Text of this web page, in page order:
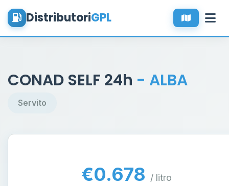
DistributoriGPL
CONAD SELF 24h - ALBA
Servito
€0.678 / litro